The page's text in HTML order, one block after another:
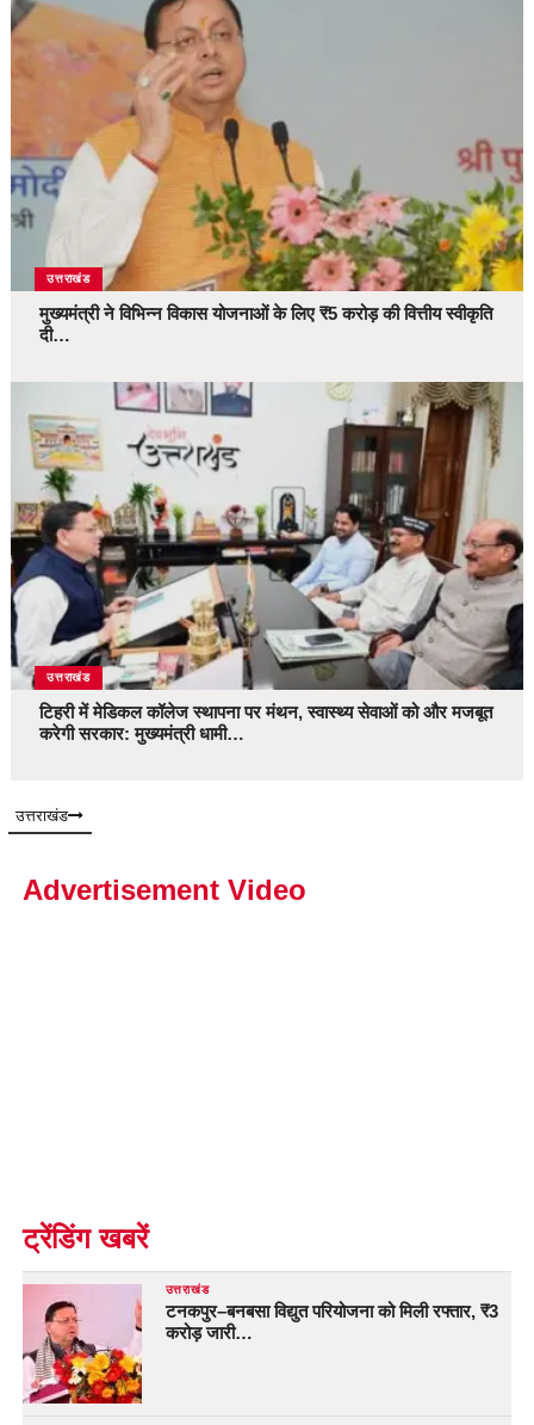
उत्तराखंड
मुख्यमंत्री ने विभिन्न विकास योजनाओं के लिए ₹5 करोड़ की वित्तीय स्वीकृति
दी…
उत्तराखंड
टिहरी में मेडिकल कॉलेज स्थापना पर मंथन, स्वास्थ्य सेवाओं को और मजबूत
करेगी सरकार: मुख्यमंत्री धामी…
उत्तराखंड
Advertisement Video
ट्रेंडिंग खबरें
उत्तराखंड
टनकपुर–बनबसा विद्युत परियोजना को मिली रफ्तार, ₹3
करोड़ जारी…